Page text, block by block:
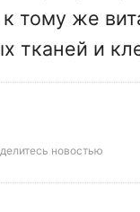
тому же
тканей и
новостью